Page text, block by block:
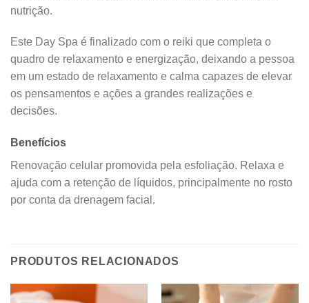
nutrição.
Este Day Spa é finalizado com o reiki que completa o
quadro de relaxamento e energização, deixando a pessoa
em um estado de relaxamento e calma capazes de elevar
os pensamentos e ações a grandes realizações e
decisões.
Benefícios
Renovação celular promovida pela esfoliação. Relaxa e
ajuda com a retenção de líquidos, principalmente no rosto
por conta da drenagem facial.
PRODUTOS RELACIONADOS